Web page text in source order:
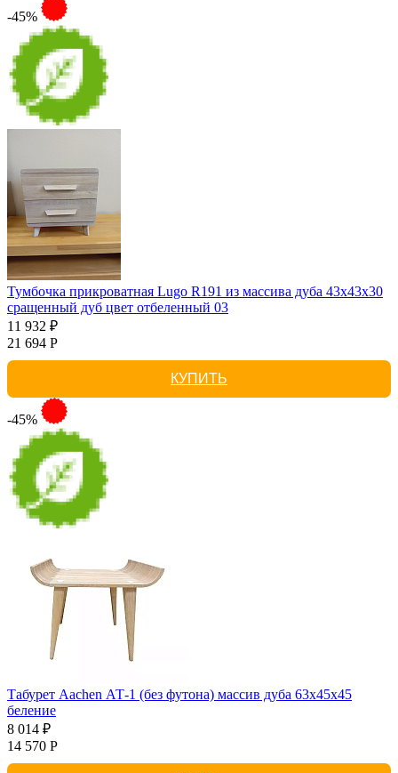
-45%
Тумбочка прикроватная Lugo R191 из массива дуба 43х43х30
сращенный дуб цвет отбеленный 03
11 932 ₽
21 694 Р
КУПИТЬ
-45%
Табурет Aachen АТ-1 (без футона) массив дуба 63х45х45
беление
8 014 ₽
14 570 Р